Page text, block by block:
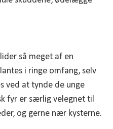
så meget af en
i ringe omfang, selv
ved at tynde de unge
fyr er særlig velegnet til
og gerne nær kysterne.